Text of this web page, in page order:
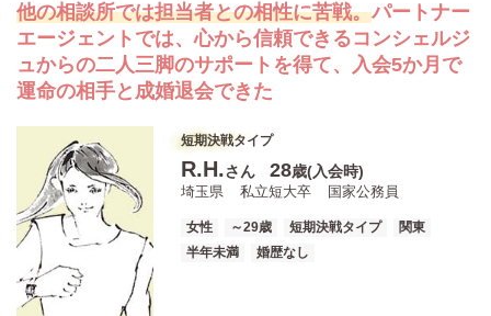
他の相談所では担当者との相性に苦戦。パートナー
エージェントでは、心から信頼できるコンシェルジ
ュからの二人三脚のサポートを得て、入会5か月で
運命の相手と成婚退会できた
短期決戦タイプ
R.H.さん 28歳(入会時)
埼玉県 私立短大卒 国家公務員
女性 ～29歳 短期決戦タイプ
関東
半年未満
婚歴なし